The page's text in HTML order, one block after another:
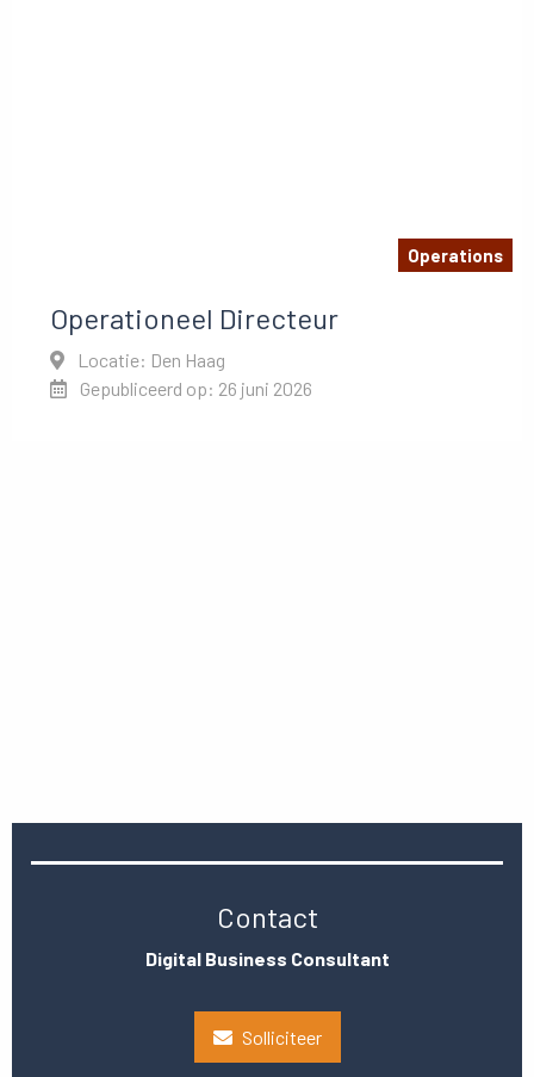
Operations
Operationeel Directeur
Locatie: Den Haag
Gepubliceerd op: 26 juni 2026
Contact
Digital Business Consultant
Solliciteer